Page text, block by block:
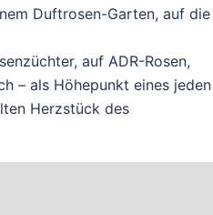
Duftrosen-Garten, auf die
auf ADR-Rosen,
– als Höhepunkt eines jeden
Herzstück des